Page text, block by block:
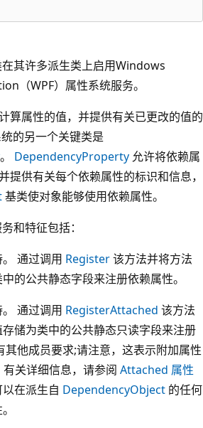
在其许多派生类上启用Windows
（WPF）属性系统服务。
算属性的值，并提供有关已更改的值的
的另一个关键类是
。 DependencyProperty 允许将依赖属
提供有关每个依赖属性的标识和信息，
基类使对象能够使用依赖属性。
和特征包括：
通过调用 Register该方法并将方法
的公共静态字段来注册依赖属性。
通过调用 RegisterAttached 该方法
储为类中的公共静态只读字段来注册
其他成员要求;请注意，这表示附加属性
关详细信息，请参阅 Attached 属性
在派生自 DependencyObject 的任何